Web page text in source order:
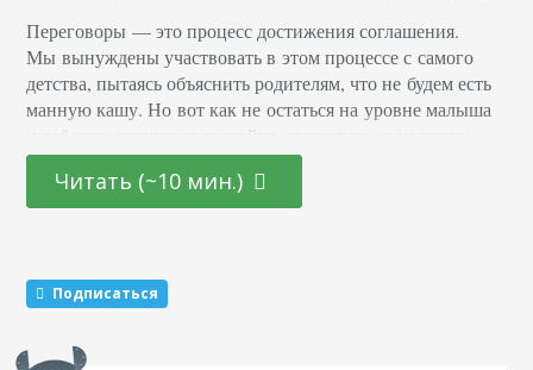
Переговоры — это процесс достижения соглашения.
Мы вынуждены участвовать в этом процессе с самого
детства, пытаясь объяснить родителям, что не будем есть
манную кашу. Но вот как не остаться на уровне малыша
и всё-таки научиться достойно отстаивать свою точку
зрения, общаясь с работодателем, представителями
учреждений и служб, клиентами? Конечно, самым
разумным решением будет детальное изучение
переговорщиков, пусть и в мире кино? С удовольствием
Читать (~10 мин.)
Подписаться